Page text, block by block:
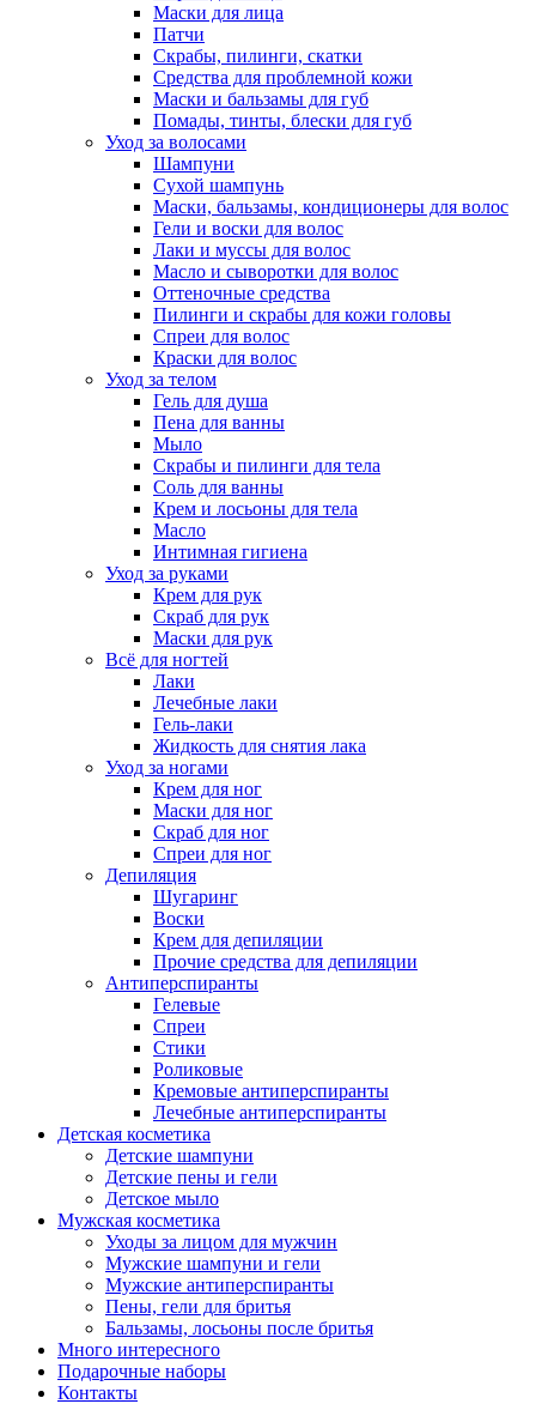
Маски для лица
Патчи
Скрабы, пилинги, скатки
Средства для проблемной кожи
Маски и бальзамы для губ
Помады, тинты, блески для губ
Уход за волосами
Шампуни
Сухой шампунь
Маски, бальзамы, кондиционеры для волос
Гели и воски для волос
Лаки и муссы для волос
Масло и сыворотки для волос
Оттеночные средства
Пилинги и скрабы для кожи головы
Спреи для волос
Краски для волос
Уход за телом
Гель для душа
Пена для ванны
Мыло
Скрабы и пилинги для тела
Соль для ванны
Крем и лосьоны для тела
Масло
Интимная гигиена
Уход за руками
Крем для рук
Скраб для рук
Маски для рук
Всё для ногтей
Лаки
Лечебные лаки
Гель-лаки
Жидкость для снятия лака
Уход за ногами
Крем для ног
Маски для ног
Скраб для ног
Спреи для ног
Депиляция
Шугаринг
Воски
Крем для депиляции
Прочие средства для депиляции
Антиперспиранты
Гелевые
Спреи
Стики
Роликовые
Кремовые антиперспиранты
Лечебные антиперспиранты
Детская косметика
Детские шампуни
Детские пены и гели
Детское мыло
Мужская косметика
Уходы за лицом для мужчин
Мужские шампуни и гели
Мужские антиперспиранты
Пены, гели для бритья
Бальзамы, лосьоны после бритья
Много интересного
Подарочные наборы
Контакты